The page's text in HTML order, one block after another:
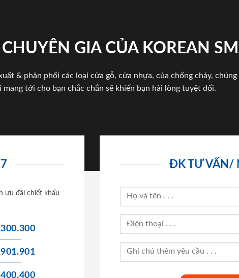
GIA CỦA KOREAN
& phân phối các loại cửa gỗ, cửa nhựa, của chống cháy,
mang tới cho bạn chắc chắn sẽ khiến bạn hài lòng tuyệt đối.
ưu đãi chiết khấu
ĐK TƯ VẤN/